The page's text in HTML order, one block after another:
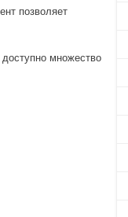
позволяет
множество